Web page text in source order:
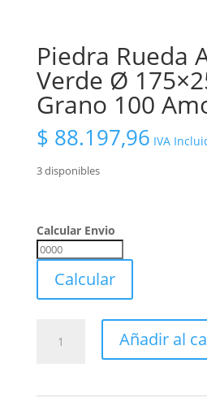
Piedra Rueda
Verde Ø
Grano 100
$ 88.197,96 IVA
3 disponibles
Calcular Envio
Calcular
Envio
Calcular
Rueda
Añadir al